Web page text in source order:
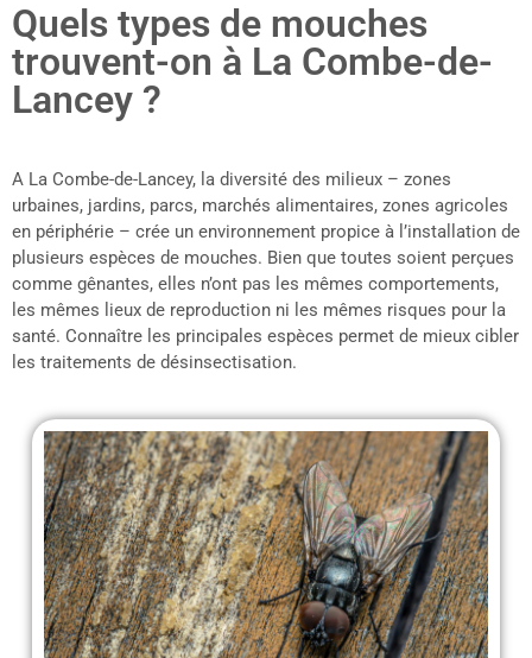
Quels types de mouches
trouvent-on à La Combe-de-
Lancey ?
A La Combe-de-Lancey, la diversité des milieux – zones
urbaines, jardins, parcs, marchés alimentaires, zones agricoles
en périphérie – crée un environnement propice à l’installation de
plusieurs espèces de mouches. Bien que toutes soient perçues
comme gênantes, elles n’ont pas les mêmes comportements,
les mêmes lieux de reproduction ni les mêmes risques pour la
santé. Connaître les principales espèces permet de mieux cibler
les traitements de désinsectisation.